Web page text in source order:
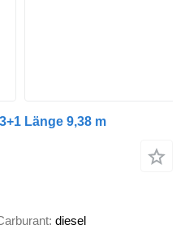
Länge 9,38 m
diesel